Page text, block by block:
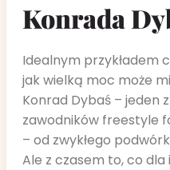
Konrada
Idealnym przykładem
jak wielką moc może
Konrad Dybaś – jeden
zawodników freestyle
– od zwykłego
Ale z czasem to, co dla